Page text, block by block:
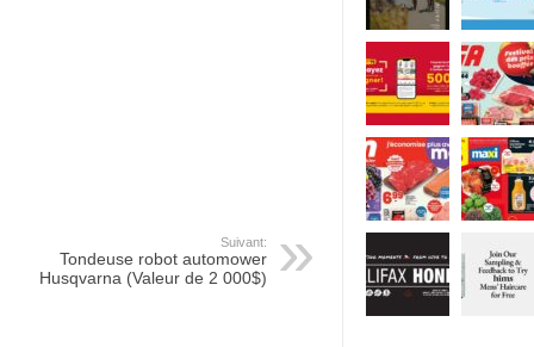
Suivant:
Tondeuse robot automower
Husqvarna (Valeur de 2 000$)